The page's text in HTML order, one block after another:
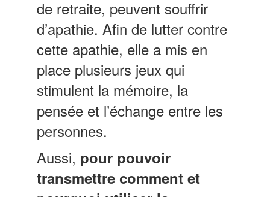
de retraite, peuvent souffrir
d’apathie. Afin de lutter contre
cette apathie, elle a mis en
place plusieurs jeux qui
stimulent la mémoire, la
pensée et l’échange entre les
personnes.
Aussi, pour pouvoir
transmettre comment et